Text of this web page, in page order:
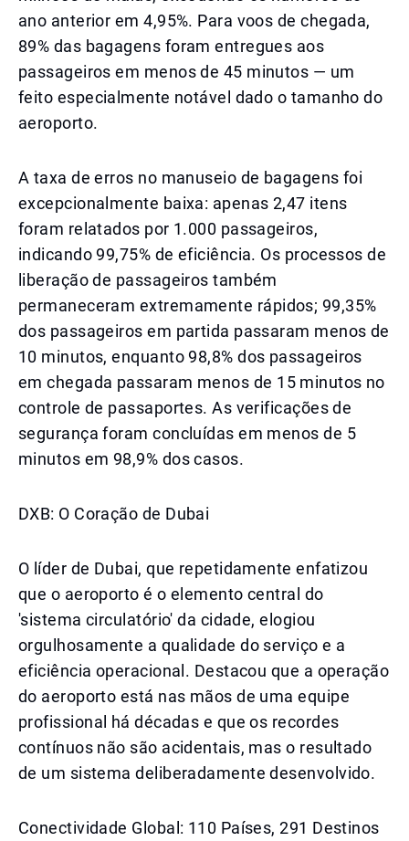
ano anterior em 4,95%. Para voos de chegada,
89% das bagagens foram entregues aos
passageiros em menos de 45 minutos — um
feito especialmente notável dado o tamanho do
aeroporto.
A taxa de erros no manuseio de bagagens foi
excepcionalmente baixa: apenas 2,47 itens
foram relatados por 1.000 passageiros,
indicando 99,75% de eficiência. Os processos de
liberação de passageiros também
permaneceram extremamente rápidos; 99,35%
dos passageiros em partida passaram menos de
10 minutos, enquanto 98,8% dos passageiros
em chegada passaram menos de 15 minutos no
controle de passaportes. As verificações de
segurança foram concluídas em menos de 5
minutos em 98,9% dos casos.
DXB: O Coração de Dubai
O líder de Dubai, que repetidamente enfatizou
que o aeroporto é o elemento central do
'sistema circulatório' da cidade, elogiou
orgulhosamente a qualidade do serviço e a
eficiência operacional. Destacou que a operação
do aeroporto está nas mãos de uma equipe
profissional há décadas e que os recordes
contínuos não são acidentais, mas o resultado
de um sistema deliberadamente desenvolvido.
Conectividade Global: 110 Países, 291 Destinos